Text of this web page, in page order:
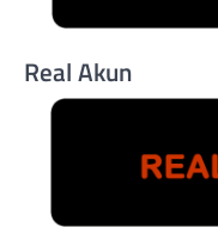
Real Akun